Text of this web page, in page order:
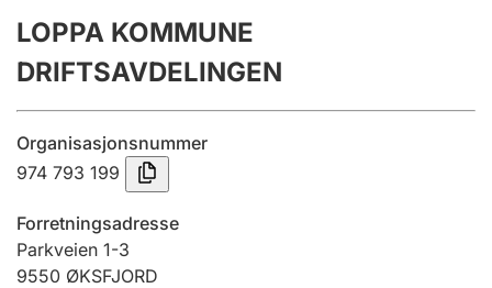
Årsregnskap
Innsending og forsinkelsesgebyr
Tinglysing
Jeger
Betaling og jegeravgiftskort
LOPPA KOMMUNE
DRIFTSAVDELINGEN
Organisasjonsnummer
974 793 199
Forretningsadresse
Parkveien 1-3
9550 ØKSFJORD